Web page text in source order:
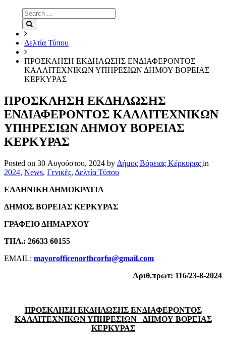
Search
for:
Δελτία Τύπου
ΠΡΟΣΚΛΗΣΗ ΕΚΔΗΛΩΣΗΣ ΕΝΔΙΑΦΕΡΟΝΤΟΣ
ΚΑΛΛΙΤΕΧΝΙΚΩΝ ΥΠΗΡΕΣΙΩΝ ΔΗΜΟΥ ΒΟΡΕΙΑΣ
ΚΕΡΚΥΡΑΣ
ΠΡΟΣΚΛΗΣΗ ΕΚΔΗΛΩΣΗΣ
ΕΝΔΙΑΦΕΡΟΝΤΟΣ ΚΑΛΛΙΤΕΧΝΙΚΩΝ
ΥΠΗΡΕΣΙΩΝ ΔΗΜΟΥ ΒΟΡΕΙΑΣ
ΚΕΡΚΥΡΑΣ
Posted on 30 Αυγούστου, 2024 by Δήμος Βόρειας Κέρκυρας in
2024, News, Γενικές, Δελτία Τύπου
ΕΛΛΗΝΙΚΗ ΔΗΜΟΚΡΑΤΙΑ
ΔΗΜΟΣ ΒΟΡΕΙΑΣ ΚΕΡΚΥΡΑΣ
ΓΡΑΦΕΙΟ ΔΗΜΑΡΧΟΥ
ΤΗΛ.: 26633 60155
EMAIL: mayorofficenorthcorfu@gmail.com
Αριθ.πρωτ: 116/23-8-2024
ΠΡΟΣΚΛΗΣΗ ΕΚΔΗΛΩΣΗΣ ΕΝΔΙΑΦΕΡΟΝΤΟΣ
ΚΑΛΛΙΤΕΧΝΙΚΩΝ ΥΠΗΡΕΣΙΩΝ
ΔΗΜΟΥ ΒΟΡΕΙΑΣ
ΚΕΡΚΥΡΑΣ